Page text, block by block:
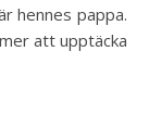
hennes pappa.
att upptäcka